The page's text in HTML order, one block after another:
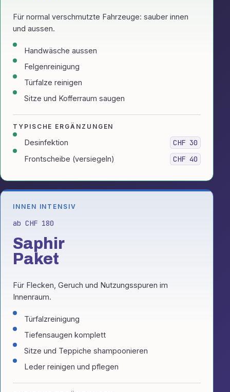
Für normal verschmutzte Fahrzeuge: sauber innen
und aussen.
Handwäsche aussen
Felgenreinigung
Türfalze reinigen
Sitze und Kofferraum saugen
TYPISCHE ERGÄNZUNGEN
Desinfektion CHF 30
Frontscheibe (versiegeln) CHF 40
INNEN INTENSIV
ab CHF 180
Saphir
Paket
Für Flecken, Geruch und Nutzungsspuren im
Innenraum.
Türfalzreinigung
Tiefensaugen komplett
Sitze und Teppiche shampoonieren
Leder reinigen und pflegen